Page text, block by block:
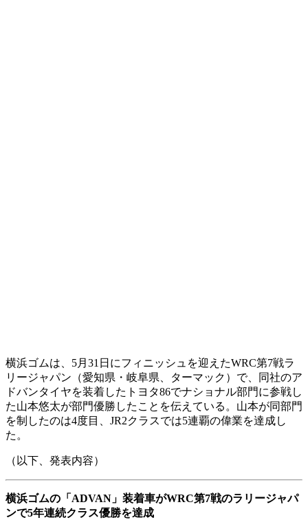
横浜ゴムは、5月31日にフィニッシュを迎えたWRC第7戦ラ
リージャパン（愛知県・岐阜県、ターマック）で、同社のア
ドバンタイヤを装着したトヨタ86でナショナル部門に参戦し
た山本悠太が部門優勝したことを伝えている。山本が同部門
を制したのは4度目、JR2クラスでは5連覇の偉業を達成し
た。
（以下、発表内容）
横浜ゴムの「ADVAN」装着車がWRC第7戦のラリージャパ
ンで5年連続クラス優勝を達成